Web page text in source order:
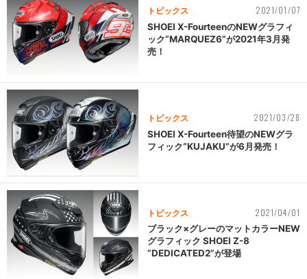
トピックス 2021/01/07
SHOEI X-FourteenのNEWグラフィ
ック“MARQUEZ6”が2021年3月発
売！
トピックス 2021/03/28
SHOEI X-Fourteen待望のNEWグラ
フィック“KUJAKU”が6月発売！
トピックス 2021/04/01
ブラック×グレーのマットカラーNEW
グラフィック SHOEI Z-8
“DEDICATED2”が登場